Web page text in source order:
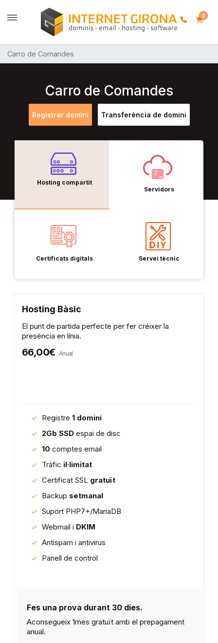
0
Carro de Comandes
Carro de Comandes
Registrar domini Transferència de domini
Hosting compartit
Servidors
Certificats digitals Servei tècnic
Hosting Bàsic
El punt de partida perfecte per fer créixer la
presència en línia.
66,00€ Anual
Registre 1 domini
2Gb SSD espai de disc
10 comptes email
Tràfic il·limitat
Certificat SSL gratuït
Backup setmanal
Suport PHP7+/MariaDB
Webmail i DKIM
Antispam i antivirus
Panell de control
Fes una prova durant 30 dies.
Aconsegueix 1mes gratuït amb el prepagament
anual.